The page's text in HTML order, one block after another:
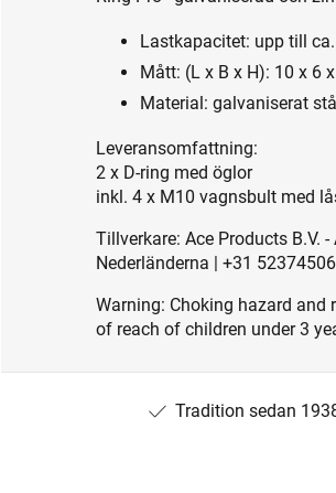
Lastkapacitet: upp till
Mått: (L x B x H): 10 x 6
Material: galvaniserat
Leveransomfattning:
2 x D-ring med öglor
inkl. 4 x M10 vagnsbult med
Tillverkare: Ace Products B.V.
Nederländerna | +31
Warning: Choking hazard and
of reach of children under 3
Tradition sedan